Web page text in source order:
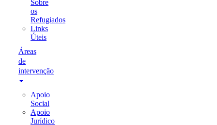
Sobre
os
Refugiados
Links
Úteis
Áreas
de
intervenção
Apoio
Social
Apoio
Jurídico